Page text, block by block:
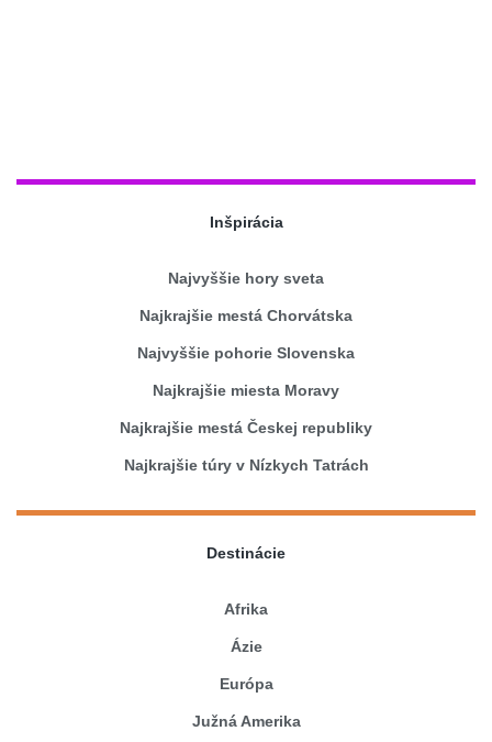
Inšpirácia
Najvyššie hory sveta
Najkrajšie mestá Chorvátska
Najvyššie pohorie Slovenska
Najkrajšie miesta Moravy
Najkrajšie mestá Českej republiky
Najkrajšie túry v Nízkych Tatrách
Destinácie
Afrika
Ázie
Európa
Južná Amerika